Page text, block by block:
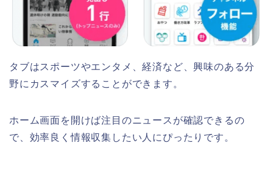
タブはスポーツやエンタメ、経済など、興味のある分
野にカスマイズすることができます。
ホーム画面を開けば注目のニュースが確認できるの
で、効率良く情報収集したい人にぴったりです。